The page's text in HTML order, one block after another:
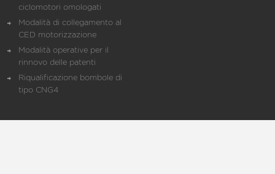
ciclomotori omologati
Modalità di collegamento al
CED motorizzazione
Modalità operative per il
rinnovo delle patenti
Riqualificazione bombole di
tipo CNG4